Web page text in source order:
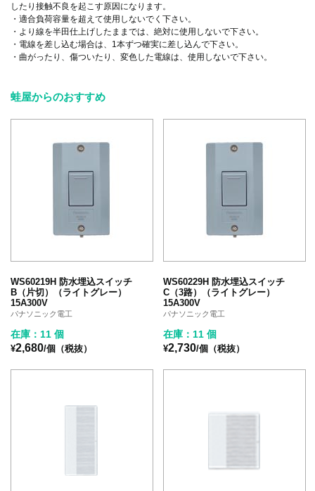
したり接触不良を起こす原因になります。
・適合負荷容量を超えて使用しないでく下さい。
・より線を半田仕上げしたままでは、絶対に使用しないで下さい。
・電線を差し込む場合は、1本ずつ確実に差し込んで下さい。
・曲がったり、傷ついたり、変色した電線は、使用しないで下さい。
蛙屋からのおすすめ
WS60219H 防水埋込スイッチ
B（片切）（ライトグレー）
15A300V
パナソニック電工
在庫：11 個
¥2,680/個（税抜）
WS60229H 防水埋込スイッチ
C（3路）（ライトグレー）
15A300V
パナソニック電工
在庫：11 個
¥2,730/個（税抜）